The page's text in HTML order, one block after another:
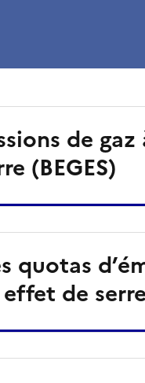
de
(BEGES)
quotas
de serre